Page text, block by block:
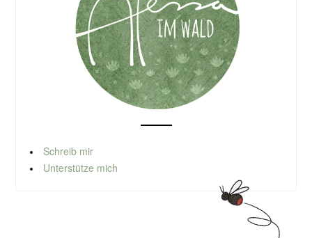
Schreib mir
Unterstütze mich